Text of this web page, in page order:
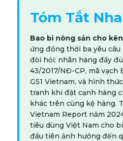
Tóm Tắt
Bao bì nông sản cho
ứng đồng thời ba yêu
đòi hỏi: nhãn hàng đầy
43/2017/NĐ-CP, mã vạch
GS1 Vietnam, và hình
tranh khi đặt cạnh hàng
khác trên cùng kệ hàng.
Vietnam Report năm
tiêu dùng Việt Nam cho
đầu tiên ảnh hưởng đến